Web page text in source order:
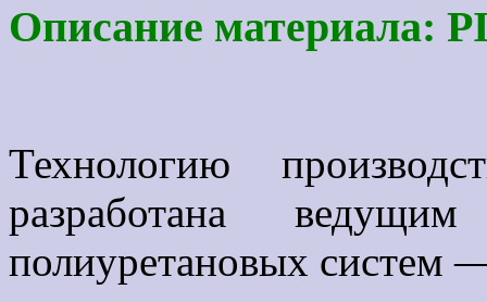
Описание материала:
Технологию
разработана
полиуретановых систем